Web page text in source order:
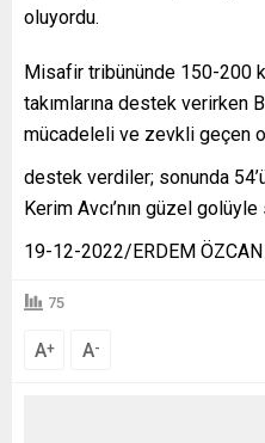
oluyordu.
Misafir tribününde 150-200
takımlarına destek verirken
mücadeleli ve zevkli geçen
destek verdiler; sonunda
Kerim Avcı’nın güzel
19-12-2022/ERDEM ÖZCAN
75
A+ A-